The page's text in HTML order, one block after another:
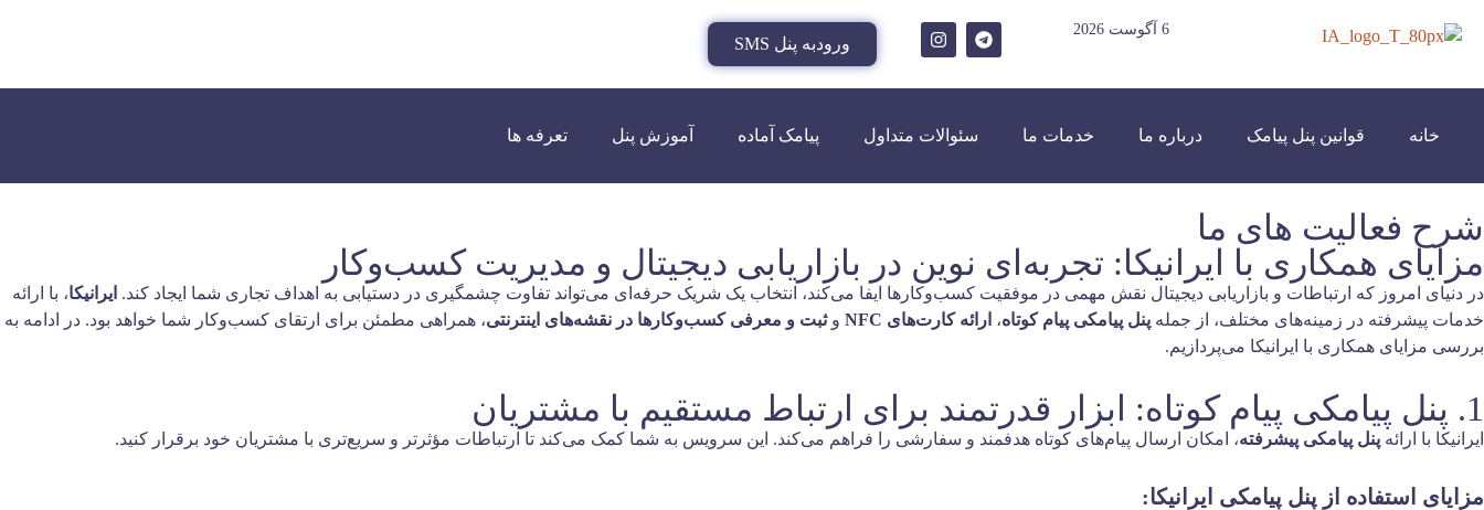
6 آگوست 2026
ورودبه پنل SMS
خانه قوانین پنل پیامک درباره ما خدمات ما سئوالات متداول پیامک آماده آموزش پنل تعرفه ها
شرح فعالیت های ما
مزایای همکاری با ایرانیکا: تجربه‌ای نوین در بازاریابی دیجیتال و مدیریت کسب‌وکار
در دنیای امروز که ارتباطات و بازاریابی دیجیتال نقش مهمی در موفقیت کسب‌وکارها ایفا می‌کند، انتخاب یک شریک حرفه‌ای می‌تواند تفاوت چشمگیری در دستیابی به اهداف تجاری شما ایجاد کند. ایرانیکا، با ارائه
خدمات پیشرفته در زمینه‌های مختلف، از جمله پنل پیامکی پیام کوتاه، ارائه کارت‌های NFC وثبت و معرفی کسب‌وکارها در نقشه‌های اینترنتی، همراهی مطمئن برای ارتقای کسب‌وکار شما خواهد بود. در ادامه به
بررسی مزایای همکاری با ایرانیکا می‌پردازیم.
1. پنل پیامکی پیام کوتاه: ابزار قدرتمند برای ارتباط مستقیم با مشتریان
ایرانیکا با ارائه پنل پیامکی پیشرفته، امکان ارسال پیام‌های کوتاه هدفمند و سفارشی را فراهم می‌کند. این سرویس به شما کمک می‌کند تا ارتباطات مؤثرتر و سریع‌تری با مشتریان خود برقرار کنید.
مزایای استفاده از پنل پیامکی ایرانیکا: